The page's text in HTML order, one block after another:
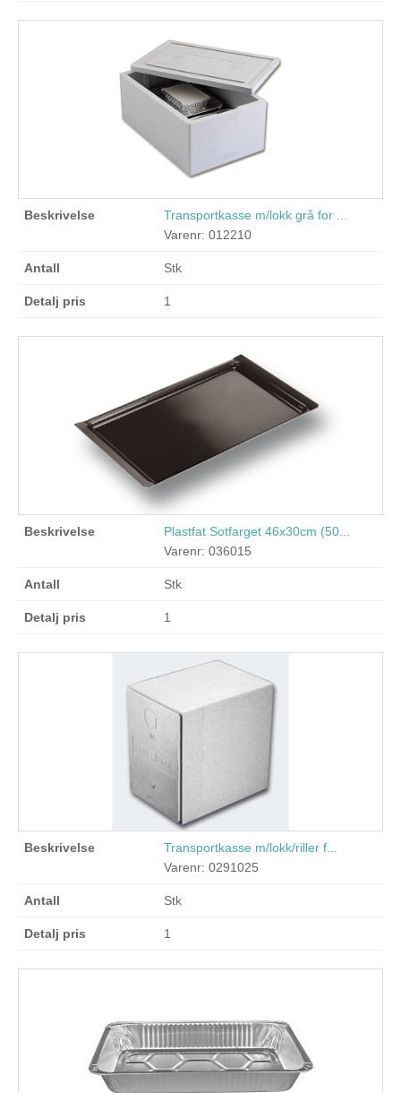
Transportkasse m/lokk grå for ...
Varenr: 012210
Stk
1
Plastfat Sotfarget 46x30cm (50...
Varenr: 036015
Stk
1
Transportkasse m/lokk/riller f...
Varenr: 0291025
Stk
1